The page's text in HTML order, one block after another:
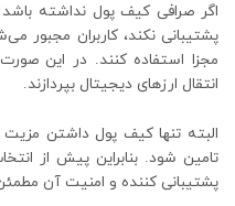
اگر صرافی کیف پول نداشته
پشتیبانی نکند، کاربران مجبور
مجزا استفاده کنند. در این صورت
انتقال ارزهای دیجیتال بپردازند.
البته تنها کیف پول داشتن
تامین شود. بنابراین پیش از
پشتیبانی کننده و امنیت آن